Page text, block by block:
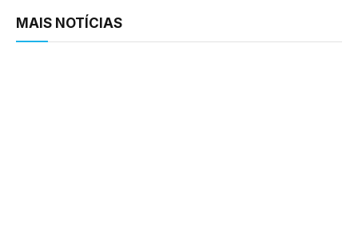
MAIS NOTÍCIAS